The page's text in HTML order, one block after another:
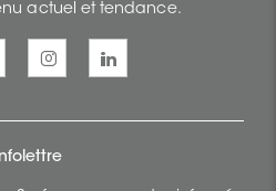
actuel et tendance.
Infolettre